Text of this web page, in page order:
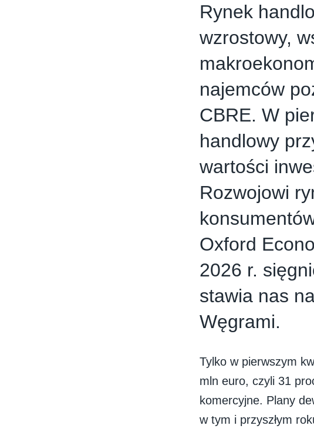
Rynek
wzrostowy,
najemców
CBRE. W
handlowy
wartości
Rozwojowi
Oxford
2026 r.
stawia nas
Węgrami.
Tylko w pierwszym
mln euro, czyli 31
komercyjne. Plany
w tym i przyszłym